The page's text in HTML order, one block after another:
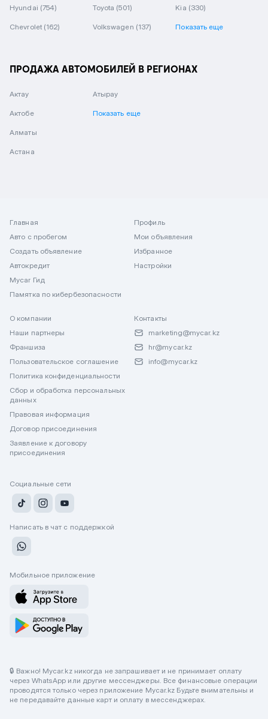
Hyundai (754) Toyota (501) Kia (330)
Chevrolet (162) Volkswagen (137) Показать еще
ПРОДАЖА АВТОМОБИЛЕЙ В РЕГИОНАХ
Актау
Актобе
Алматы
Астана
Атырау
Показать еще
Главная
Авто с пробегом
Создать объявление
Автокредит
Mycar Гид
Памятка по кибербезопасности
Профиль
Мои объявления
Избранное
Настройки
О компании
Наши партнеры
Франшиза
Пользовательское соглашение
Политика конфиденциальности
Сбор и обработка персональных
данных
Правовая информация
Договор присоединения
Заявление к договору
присоединения
Контакты
marketing@mycar.kz
hr@mycar.kz
info@mycar.kz
Социальные сети
Написать в чат с поддержкой
Мобильное приложение
🔒 Важно! Mycar.kz никогда не запрашивает и не принимает оплату
через WhatsApp или другие мессенджеры. Все финансовые операции
проводятся только через приложение Mycar.kz Будьте внимательны и
не передавайте данные карт и оплату в мессенджерах.